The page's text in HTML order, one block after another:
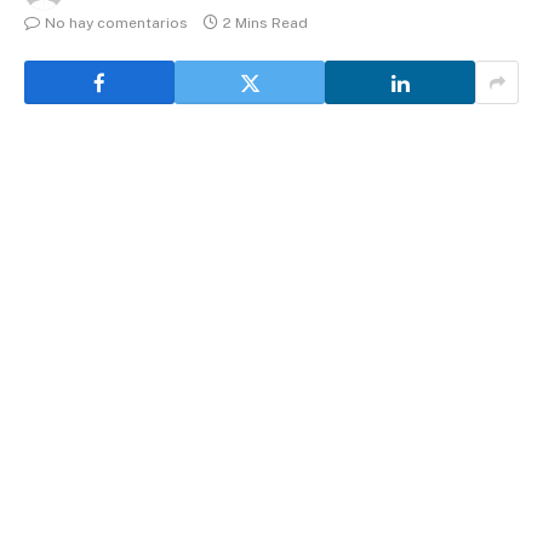
No hay comentarios
2 Mins Read